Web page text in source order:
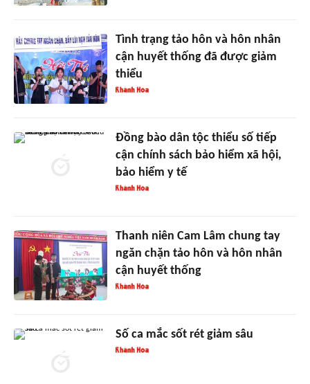
Tình trạng tảo hôn và hôn nhân
cận huyết thống đã được giảm
thiểu
Đồng bào dân tộc thiểu số tiếp
cận chính sách bảo hiểm xã hội,
bảo hiểm y tế
Thanh niên Cam Lâm chung tay
ngăn chặn tảo hôn và hôn nhân
cận huyết thống
Số ca mắc sốt rét giảm sâu